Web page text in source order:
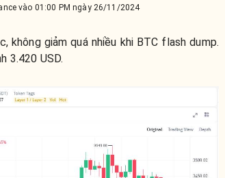
vào 01:00 PM ngày 26/11/2024
không giảm quá nhiều khi BTC flash dump.
3.420 USD.